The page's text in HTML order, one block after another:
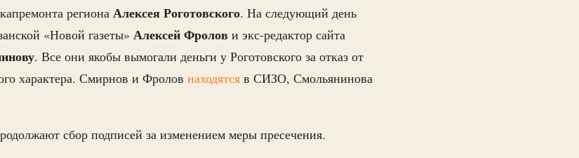
региона Алексея Роготовского. На следующий день
«Новой газеты» Алексей Фролов и экс-редактор сайта
. Все они якобы вымогали деньги у Роготовского за отказ от
характера. Смирнов и Фролов находятся в СИЗО, Смольянинова
сбор подписей за изменением меры пресечения.